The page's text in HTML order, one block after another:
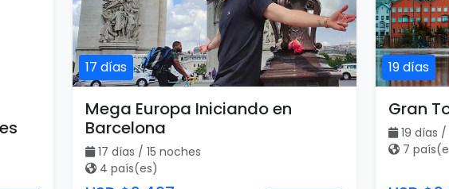
17 días
Mega Europa Iniciando en
Barcelona
17 días / 15 noches
4 país(es)
19 días
Gran
19 días
7